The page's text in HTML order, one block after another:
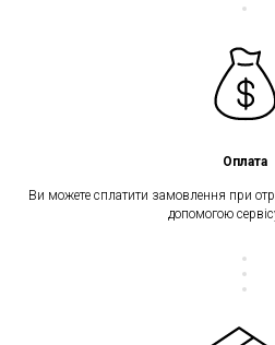
Оплата
Ви можете сплатити замовлення при
допомогою